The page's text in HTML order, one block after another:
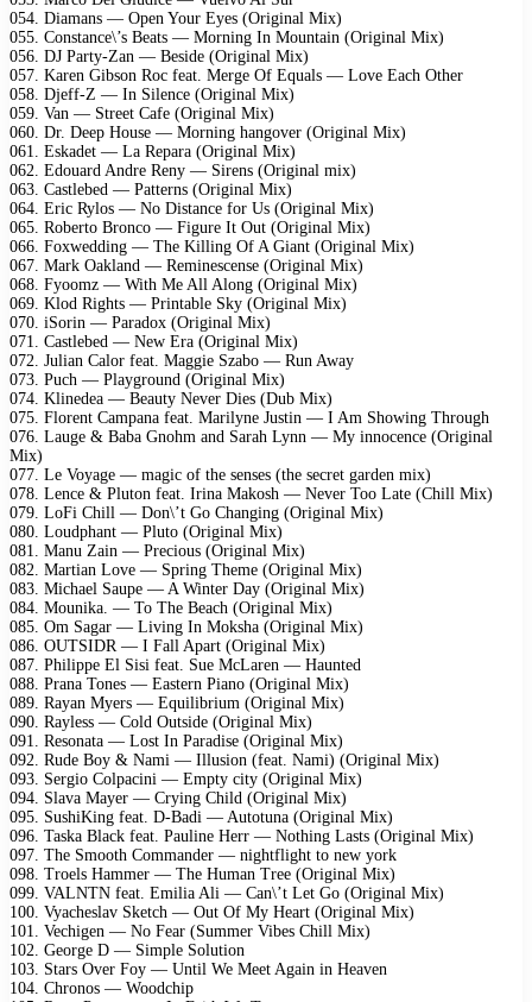
054. Diamans — Open Your Eyes (Original Mix)
055. Constance\’s Beats — Morning In Mountain (Original Mix)
056. DJ Party-Zan — Beside (Original Mix)
057. Karen Gibson Roc feat. Merge Of Equals — Love Each Other
058. Djeff-Z — In Silence (Original Mix)
059. Van — Street Cafe (Original Mix)
060. Dr. Deep House — Morning hangover (Original Mix)
061. Eskadet — La Repara (Original Mix)
062. Edouard Andre Reny — Sirens (Original mix)
063. Castlebed — Patterns (Original Mix)
064. Eric Rylos — No Distance for Us (Original Mix)
065. Roberto Bronco — Figure It Out (Original Mix)
066. Foxwedding — The Killing Of A Giant (Original Mix)
067. Mark Oakland — Reminescense (Original Mix)
068. Fyoomz — With Me All Along (Original Mix)
069. Klod Rights — Printable Sky (Original Mix)
070. iSorin — Paradox (Original Mix)
071. Castlebed — New Era (Original Mix)
072. Julian Calor feat. Maggie Szabo — Run Away
073. Puch — Playground (Original Mix)
074. Klinedea — Beauty Never Dies (Dub Mix)
075. Florent Campana feat. Marilyne Justin — I Am Showing Through
076. Lauge & Baba Gnohm and Sarah Lynn — My innocence (Original
Mix)
077. Le Voyage — magic of the senses (the secret garden mix)
078. Lence & Pluton feat. Irina Makosh — Never Too Late (Chill Mix)
079. LoFi Chill — Don\’t Go Changing (Original Mix)
080. Loudphant — Pluto (Original Mix)
081. Manu Zain — Precious (Original Mix)
082. Martian Love — Spring Theme (Original Mix)
083. Michael Saupe — A Winter Day (Original Mix)
084. Mounika. — To The Beach (Original Mix)
085. Om Sagar — Living In Moksha (Original Mix)
086. OUTSIDR — I Fall Apart (Original Mix)
087. Philippe El Sisi feat. Sue McLaren — Haunted
088. Prana Tones — Eastern Piano (Original Mix)
089. Rayan Myers — Equilibrium (Original Mix)
090. Rayless — Cold Outside (Original Mix)
091. Resonata — Lost In Paradise (Original Mix)
092. Rude Boy & Nami — Illusion (feat. Nami) (Original Mix)
093. Sergio Colpacini — Empty city (Original Mix)
094. Slava Mayer — Crying Child (Original Mix)
095. SushiKing feat. D-Badi — Autotuna (Original Mix)
096. Taska Black feat. Pauline Herr — Nothing Lasts (Original Mix)
097. The Smooth Commander — nightflight to new york
098. Troels Hammer — The Human Tree (Original Mix)
099. VALNTN feat. Emilia Ali — Can\’t Let Go (Original Mix)
100. Vyacheslav Sketch — Out Of My Heart (Original Mix)
101. Vechigen — No Fear (Summer Vibes Chill Mix)
102. George D — Simple Solution
103. Stars Over Foy — Until We Meet Again in Heaven
104. Chronos — Woodchip